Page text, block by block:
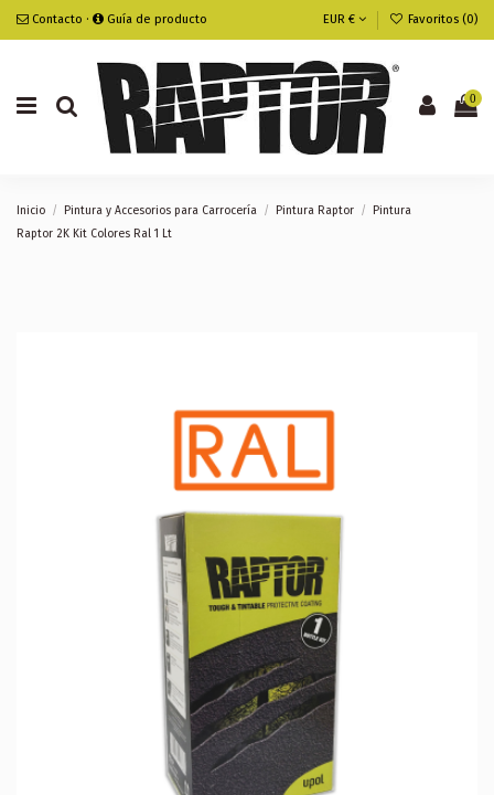
Contacto · Guía de producto EUR € Favoritos (0)
0
Inicio Pintura y Accesorios para Carrocería Pintura Raptor
Pintura
Raptor 2K Kit Colores Ral 1 Lt